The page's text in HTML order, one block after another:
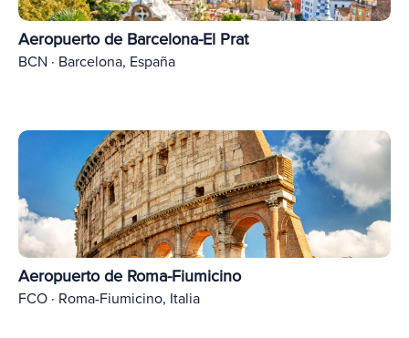
Aeropuerto de Barcelona-El Prat
BCN · Barcelona, España
Aeropuerto de Roma-Fiumicino
FCO · Roma-Fiumicino, Italia